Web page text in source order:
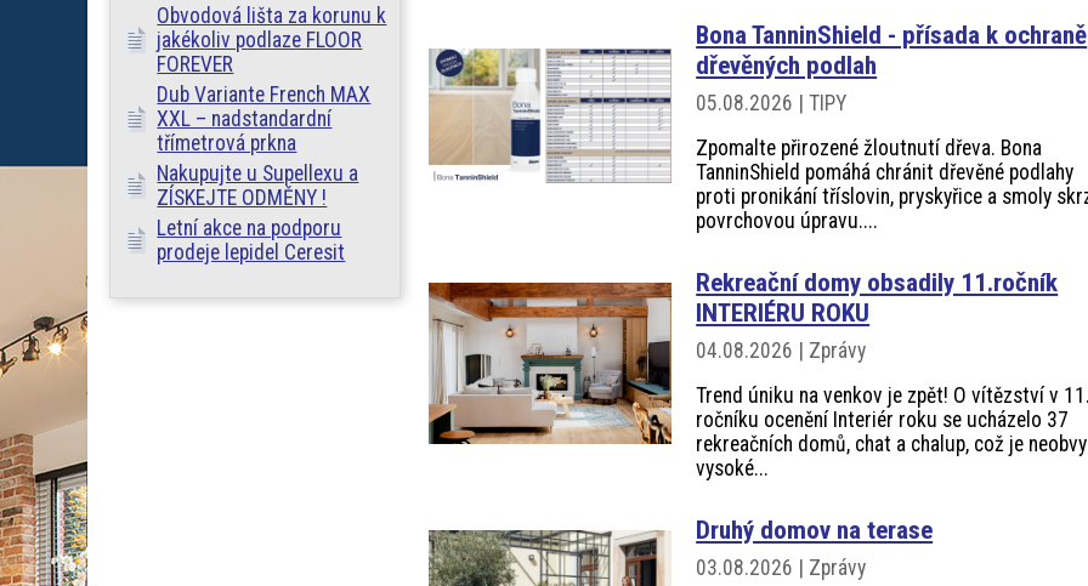
Obvodová lišta za korunu k
jakékoliv podlaze FLOOR
FOREVER
Dub Variante French MAX
XXL – nadstandardní
třímetrová prkna
Nakupujte u Supellexu a
ZÍSKEJTE ODMĚNY !
Letní akce na podporu
prodeje lepidel Ceresit
Bona TanninShield - přísada k ochraně
dřevěných podlah
05.08.2026 | TIPY
Zpomalte přirozené žloutnutí dřeva. Bona
TanninShield pomáhá chránit dřevěné podlahy
proti pronikání tříslovin, pryskyřice a smoly
povrchovou úpravu....
Rekreační domy obsadily 11.ročník
INTERIÉRU ROKU
04.08.2026 | Zprávy
Trend úniku na venkov je zpět! O vítězství v
ročníku ocenění Interiér roku se ucházelo 37
rekreačních domů, chat a chalup, což je
vysoké...
Druhý domov na terase
03.08.2026 | Zprávy